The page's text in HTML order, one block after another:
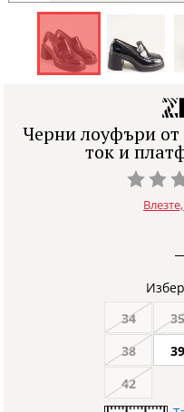
Черни лоуфъри от
ток и
34
35
38
39
42